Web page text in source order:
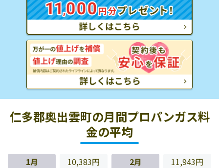
仁多郡奥出雲町の月間プロパンガス料
金の平均
1月 10,383円 2月
11,943円